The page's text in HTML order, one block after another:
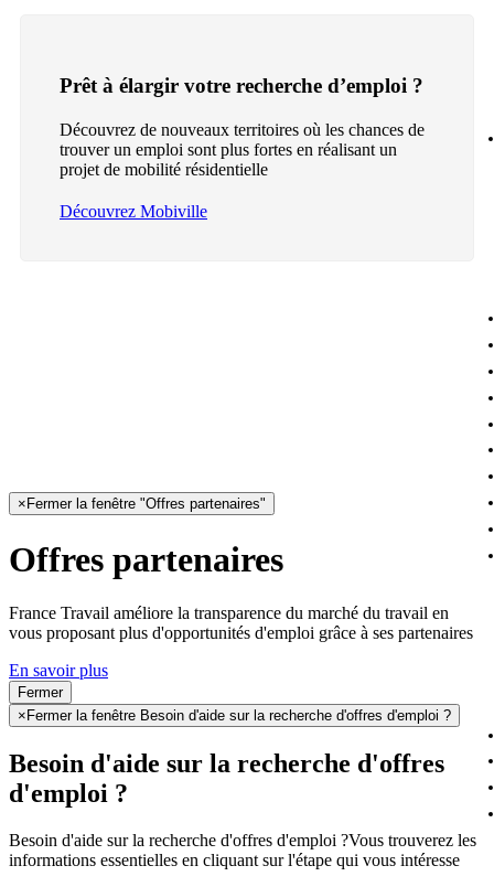
Prêt à élargir votre recherche d’emploi ?
Découvrez de nouveaux territoires où les chances de
trouver un emploi sont plus fortes en réalisant un
projet de mobilité résidentielle
Découvrez Mobiville
× Fermer la fenêtre "Offres partenaires"
Offres partenaires
France Travail améliore la transparence du marché du travail en
vous proposant plus d'opportunités d'emploi grâce à ses partenaires
En savoir plus
Fermer
× Fermer la fenêtre Besoin d'aide sur la recherche d'offres d'emploi ?
Besoin d'aide sur la recherche d'offres
d'emploi ?
Besoin d'aide sur la recherche d'offres d'emploi ?Vous trouverez les
informations essentielles en cliquant sur l'étape qui vous intéresse